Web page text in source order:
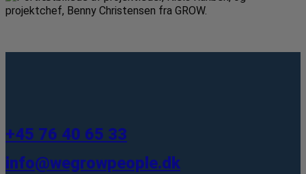
+45 76 40 65 33
info@wegrowpeople.dk